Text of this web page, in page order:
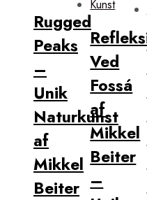
Rugged
Peaks
–
Unik
Naturkunst
af
Mikkel
Beiter
Ved
Fossá
af
Mikkel
Beiter
–